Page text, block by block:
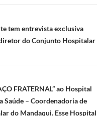
tem entrevista exclusiva
do Conjunto Hospitalar
FRATERNAL” ao Hospital
Saúde – Coordenadoria de
do Mandaqui. Esse Hospital